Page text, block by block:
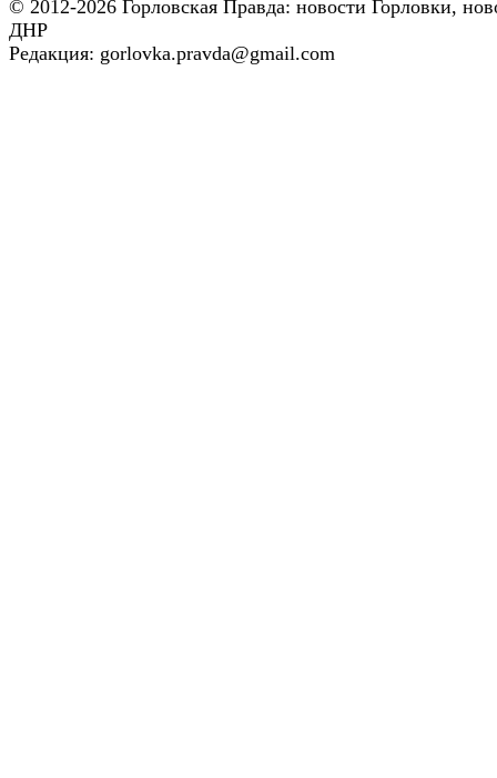
© 2012-2026 Горловская Правда: новости Горловки,
ДНР
Редакция: gorlovka.pravda@gmail.com